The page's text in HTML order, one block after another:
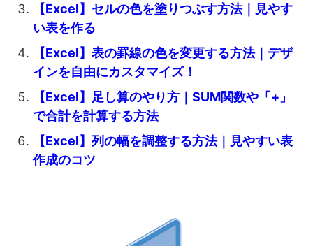
【Excel】セルの色を塗りつぶす方法｜見やす
い表を作る
【Excel】表の罫線の色を変更する方法｜デザ
インを自由にカスタマイズ！
【Excel】足し算のやり方｜SUM関数や「+」
で合計を計算する方法
【Excel】列の幅を調整する方法｜見やすい表
作成のコツ